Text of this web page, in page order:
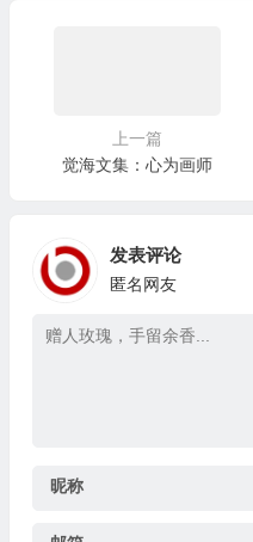
上一篇
觉海文集：心为画师
发表评论
匿名网友
昵称